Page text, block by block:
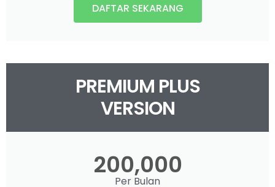
DAFTAR SEKARANG
PREMIUM PLUS
VERSION
200,000
Per Bulan